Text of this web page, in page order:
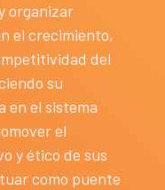
organizar
el crecimiento,
del
su
en el sistema
el
y ético de sus
como puente